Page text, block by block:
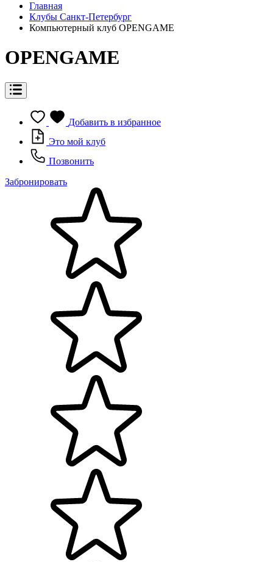
Главная
Клубы Санкт-Петербург
Компьютерный клуб OPENGAME
OPENGAME
Добавить в избранное
Это мой клуб
Позвонить
Забронировать